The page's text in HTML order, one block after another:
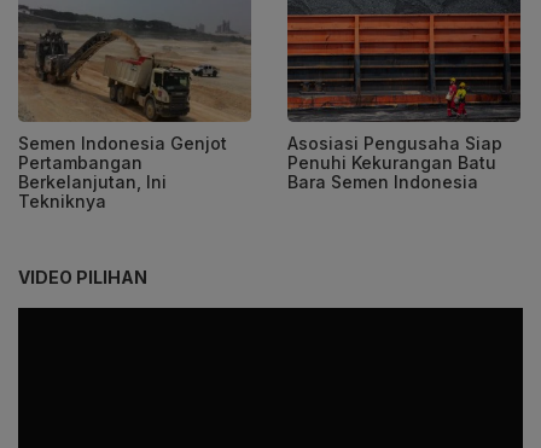
Semen Indonesia Genjot
Pertambangan
Berkelanjutan, Ini
Tekniknya
Asosiasi Pengusaha Siap
Penuhi Kekurangan Batu
Bara Semen Indonesia
VIDEO PILIHAN